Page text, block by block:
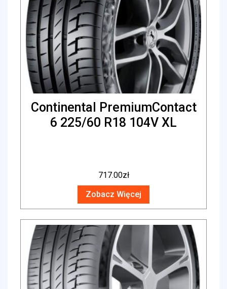
Continental PremiumContact
6 225/60 R18 104V XL
717.00zł
Zobacz Więcej